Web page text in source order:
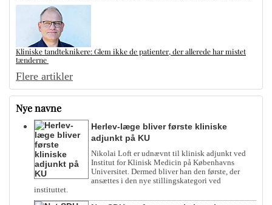
Kliniske tandteknikere: Glem ikke de patienter, der allerede har mistet
tænderne
Flere artikler
Nye navne
Herlev-læge bliver første kliniske
adjunkt på KU
Nikolai Loft er udnævnt til klinisk adjunkt ved
Institut for Klinisk Medicin på Københavns
Universitet. Dermed bliver han den første, der
ansættes i den nye stillingskategori ved
instituttet.